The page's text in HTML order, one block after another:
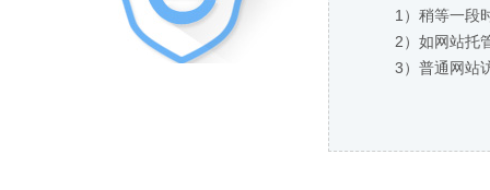
1）稍等一段
2）如网站托
3）普通网站